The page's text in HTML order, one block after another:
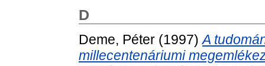
D
Deme, Péter (1997)A
millecentenáriumi